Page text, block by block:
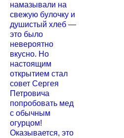
намазывали на
свежую булочку и
душистый хлеб —
это было
невероятно
вкусно. Но
настоящим
открытием стал
совет Сергея
Петровича
попробовать мед
с обычным
огурцом!
Оказывается, это